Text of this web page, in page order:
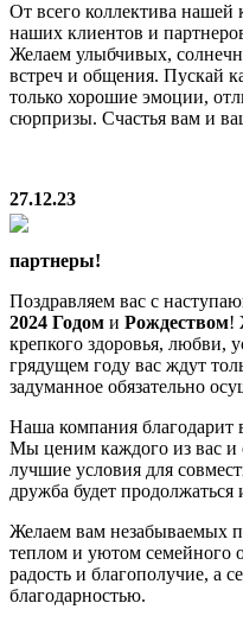
От всего коллектива нашей
наших клиентов и
Желаем улыбчивых,
встреч и общения. Пускай
только хорошие эмоции,
сюрпризы. Счастья вам и
27.12.23
партнеры!
Поздравляем вас с
2024 Годом и Рождеством!
крепкого здоровья, любви,
грядущем году вас ждут
задуманное обязательно
Наша компания благодарит
Мы ценим каждого из вас и
лучшие условия для
дружба будет продолжаться
Желаем вам незабываемых
теплом и уютом семейного
радость и благополучие, а
благодарностью.